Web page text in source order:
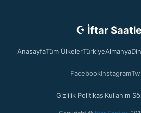
☪ İftar
AnasayfaTüm ÜlkelerTürkiyeAlmanya
FacebookInstagram
Gizlilik PolitikasıKullanım